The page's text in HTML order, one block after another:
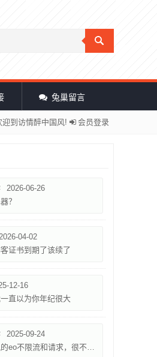
兔巢留言
迎到访情醉中国风! 会员登录
2026-06-26
？
04-02
证书到期了该续了
12-16
直以为你年纪很大
2025-09-24
现在腾讯的eo不限流和请求，很不错，就是限速500k